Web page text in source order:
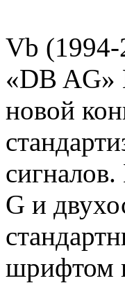
Vb (1994-
«DB AG»
новой
G и
шрифтом